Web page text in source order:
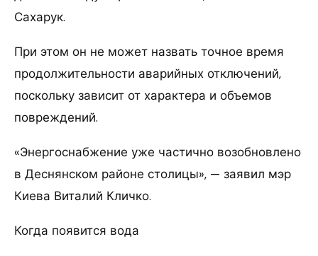
Сахарук.
При этом он не может назвать точное время
продолжительности аварийных отключений,
поскольку зависит от характера и объемов
повреждений.
«Энергоснабжение уже частично возобновлено
в Деснянском районе столицы», — заявил мэр
Киева Виталий Кличко.
Когда появится вода